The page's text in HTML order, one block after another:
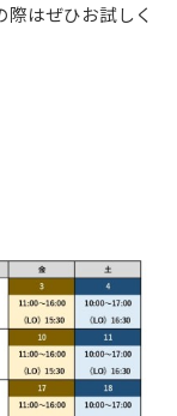
はぜひお試しく